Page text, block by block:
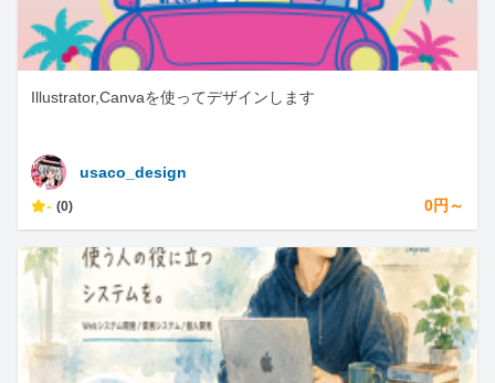
Illustrator,Canvaを使ってデザインします
usaco_design
- (0) 0円～